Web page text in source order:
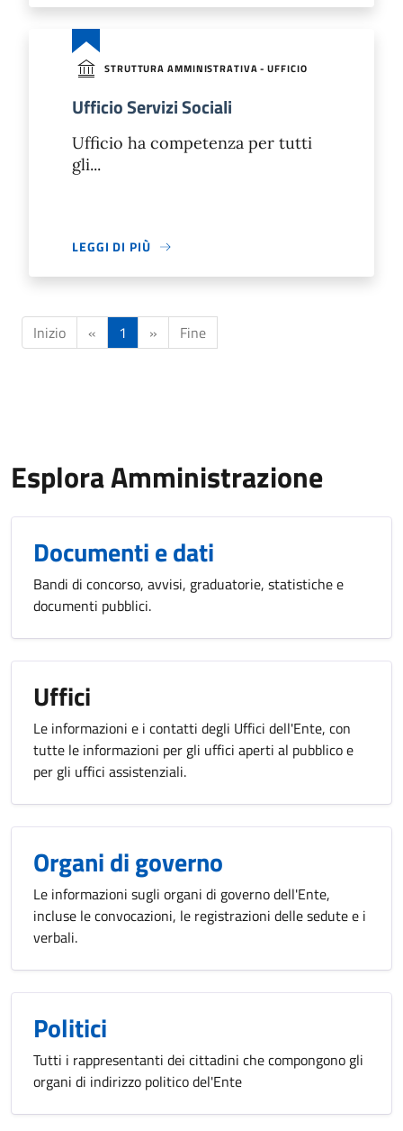
STRUTTURA AMMINISTRATIVA - UFFICIO
Ufficio Servizi Sociali
Ufficio ha competenza per tutti
gli...
LEGGI DI PIÙ
Inizio « 1 » Fine
Esplora Amministrazione
Documenti e dati
Bandi di concorso, avvisi, graduatorie, statistiche e
documenti pubblici.
Uffici
Le informazioni e i contatti degli Uffici dell'Ente, con
tutte le informazioni per gli uffici aperti al pubblico e
per gli uffici assistenziali.
Organi di governo
Le informazioni sugli organi di governo dell'Ente,
incluse le convocazioni, le registrazioni delle sedute e i
verbali.
Politici
Tutti i rappresentanti dei cittadini che compongono gli
organi di indirizzo politico del'Ente